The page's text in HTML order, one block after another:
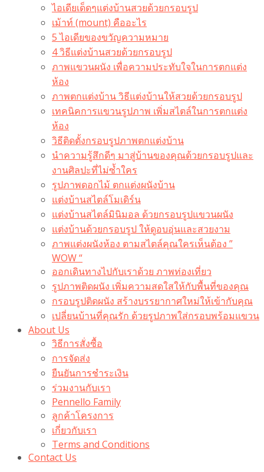
ไอเดียเด็ดๆแต่งบ้านสวยด้วยกรอบรูป
เม้าท์ (mount) คืออะไร​
5 ไอเดียของขวัญความหมาย
4 วิธีแต่งบ้านสวยด้วยกรอบรูป
ภาพแขวนผนัง เพื่อความประทับใจในการตกแต่ง
ห้อง
ภาพตกแต่งบ้าน วิธีแต่งบ้านให้สวยด้วยกรอบรูป
เทคนิคการแขวนรูปภาพ เพิ่มสไตล์ในการตกแต่ง
ห้อง
วิธีติดตั้งกรอบรูปภาพตกแต่งบ้าน
นำความรู้สึกดีๆ มาสู่บ้านของคุณด้วยกรอบรูปและ
งานศิลปะที่ไม่ซ้ำใคร
รูปภาพดอกไม้ ตกแต่งผนังบ้าน
แต่งบ้านสไตล์โมเดิร์น
แต่งบ้านสไตล์มินิมอล ด้วยกรอบรูปแขวนผนัง
แต่งบ้านด้วยกรอบรูป ให้ดูอบอุ่นและสวยงาม
ภาพแต่งผนังห้อง ตามสไตล์คุณใครเห็นต้อง ”
WOW “
ออกเดินทางไปกับเราด้วย ภาพท่องเที่ยว
รูปภาพติดผนัง เพิ่มความสดใสให้กับพื้นที่ของคุณ
กรอบรูปติดผนัง สร้างบรรยากาศใหม่ให้เข้ากับคุณ
เปลี่ยนบ้านที่คุณรัก ด้วยรูปภาพใส่กรอบพร้อมแขวน​
About Us
วิธีการสั่งซื้อ
การจัดส่ง
ยืนยันการชำระเงิน
ร่วมงานกับเรา
Pennello Family
ลูกค้าโครงการ
เกี่ยวกับเรา
Terms and Conditions
Contact Us